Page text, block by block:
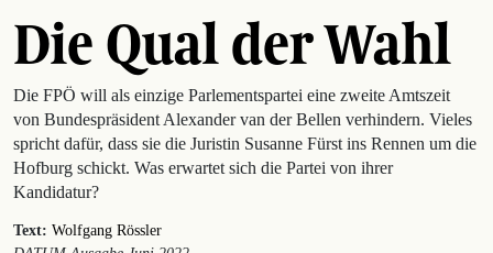
Die Qual der Wahl
Die FPÖ will als einzige Parlementspartei eine zweite Amtszeit
von Bundespräsident Alexander van der Bellen verhindern. Vieles
spricht dafür, dass sie die Juristin Susanne Fürst ins Rennen um die
Hofburg schickt. Was erwartet sich die Partei von ihrer
Kandidatur?
Text: Wolfgang Rössler